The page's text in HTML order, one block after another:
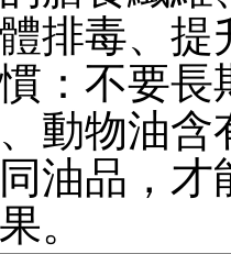
排毒、提
：不要長
動物油含
油品，才
。